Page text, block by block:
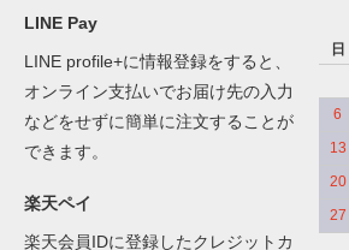
LINE Pay
LINE profile+に情報登録をすると、
オンライン支払いでお届け先の入力
などをせずに簡単に注文することが
できます。
楽天ペイ
楽天会員IDに登録したクレジットカ
日
6
13
20
27